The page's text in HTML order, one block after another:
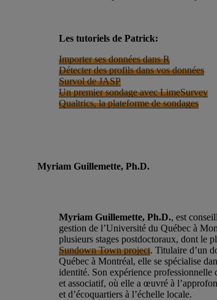
Les tutoriels de Patrick:
Importer ses données dans R
Détecter des profils dans vos données
Survol de JASP
Un premier sondage avec LimeSurvey
Qualtrics, la plateforme de sondages
Myriam Guillemette, Ph.D.
Myriam Guillemette, Ph.D., est
gestion de l’Université du Québec à
plusieurs stages postdoctoraux, dont le
Sundown Town project. Titulaire d’un
Québec à Montréal, elle se spécialise
identité. Son expérience professionnelle
et associatif, où elle a œuvré à
et d’écoquartiers à l’échelle locale.